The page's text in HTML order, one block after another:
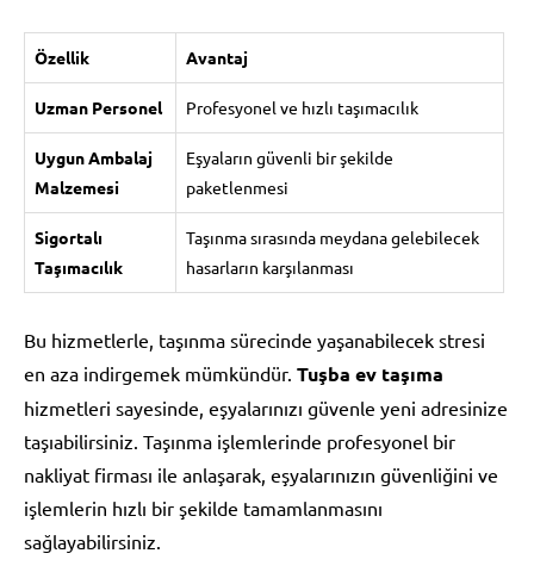
Özellik Avantaj
Uzman Personel Profesyonel ve hızlı taşımacılık
Uygun Ambalaj
Malzemesi
Eşyaların güvenli bir şekilde
paketlenmesi
Sigortalı
Taşımacılık
Taşınma sırasında meydana gelebilecek
hasarların karşılanması
Bu hizmetlerle, taşınma sürecinde yaşanabilecek stresi
en aza indirgemek mümkündür. Tuşba ev taşıma
hizmetleri sayesinde, eşyalarınızı güvenle yeni adresinize
taşıabilirsiniz. Taşınma işlemlerinde profesyonel bir
nakliyat firması ile anlaşarak, eşyalarınızın güvenliğini ve
işlemlerin hızlı bir şekilde tamamlanmasını
sağlayabilirsiniz.